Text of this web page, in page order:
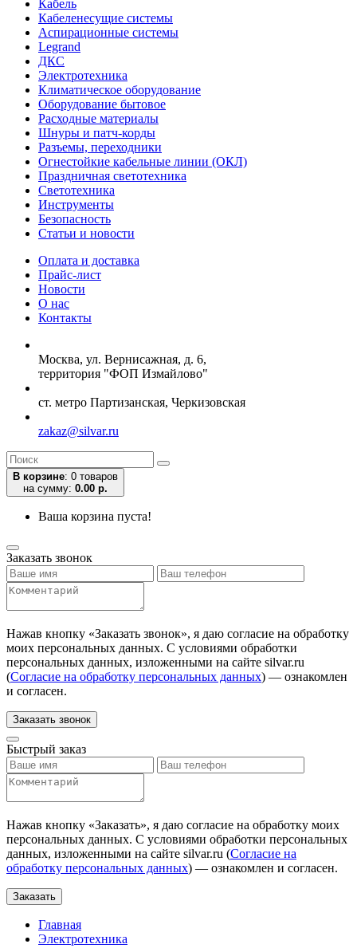
Кабель
Кабеленесущие системы
Аспирационные системы
Legrand
ДКС
Электротехника
Климатическое оборудование
Оборудование бытовое
Расходные материалы
Шнуры и патч-корды
Разъемы, переходники
Огнестойкие кабельные линии (ОКЛ)
Праздничная светотехника
Светотехника
Инструменты
Безопасность
Статьи и новости
Оплата и доставка
Прайс-лист
Новости
О нас
Контакты
Москва, ул. Вернисажная, д. 6,
территория "ФОП Измайлово"
ст. метро Партизанская, Черкизовская
zakaz@silvar.ru
В корзине: 0 товаров
на сумму: 0.00 р.
Ваша корзина пуста!
Заказать звонок
Нажав кнопку «Заказать звонок», я даю согласие на обработку
моих персональных данных. С условиями обработки
персональных данных, изложенными на сайте silvar.ru
(Согласие на обработку персональных данных) — ознакомлен
и согласен.
Заказать звонок
Быстрый заказ
Нажав кнопку «Заказать», я даю согласие на обработку моих
персональных данных. С условиями обработки персональных
данных, изложенными на сайте silvar.ru (Согласие на
обработку персональных данных) — ознакомлен и согласен.
Заказать
Главная
Электротехника